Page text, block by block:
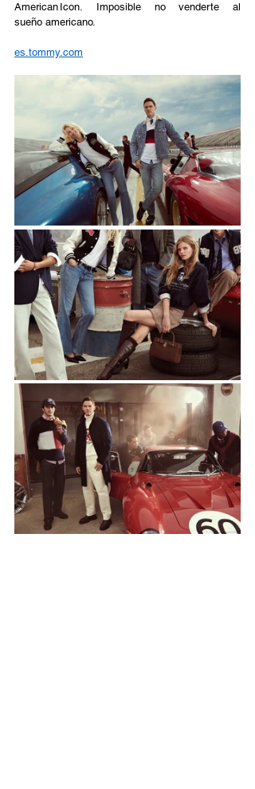
American Icon. Imposible no venderte al
sueño americano.
es.tommy.com